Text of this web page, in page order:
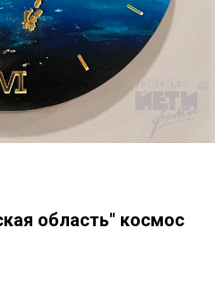
область" космос